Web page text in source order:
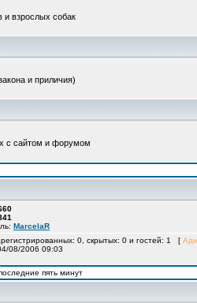
и взрослых собак
и приличия)
с сайтом и форумом
MarcelaR
0, скрытых: 0 и гостей: 1 [
08/2006 09:03
пять минут